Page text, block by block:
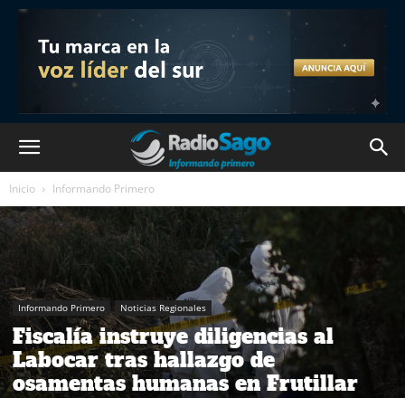
Inicio Informando Primero
Informando Primero Noticias Regionales
Fiscalía instruye diligencias al
Labocar tras hallazgo de
osamentas humanas en Frutillar